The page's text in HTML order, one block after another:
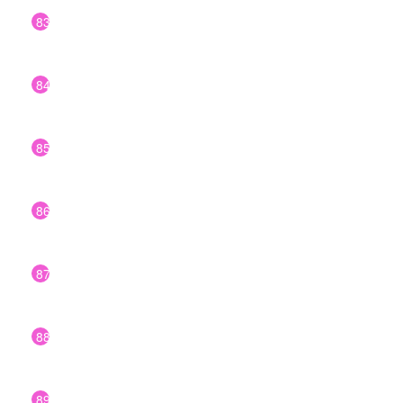
83
84
85
86
87
88
89